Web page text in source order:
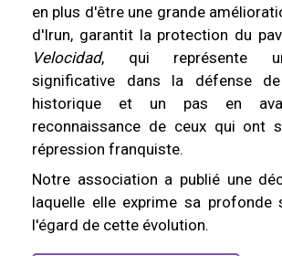
en plus d'être une grande
d'Irun, garantit la protection du
Velocidad, qui représente
significative dans la défense
historique et un pas en
reconnaissance de ceux qui ont
répression franquiste.
Notre association a publié une
laquelle elle exprime sa profonde
l'égard de cette évolution.